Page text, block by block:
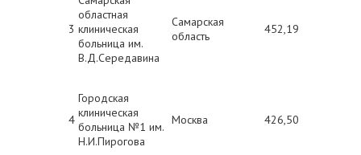
3
областная
клиническая
больница им.
В.Д.Середавина
Самарская
область
452,19
4
Городская
клиническая
больница №1 им.
Н.И.Пирогова
Москва 426,50